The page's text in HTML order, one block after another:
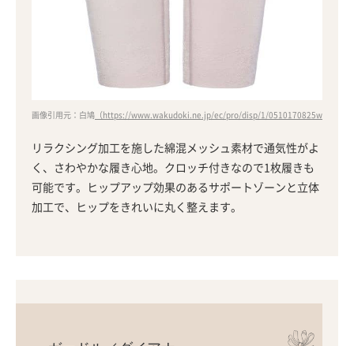
画像引用元：白鳩 （https://www.wakudoki.ne.jp/ec/pro/disp/1/0510170825www）
リラクシング加工を施した綿混メッシュ素材で通気性がよ
く、さわやかな履き心地。クロッチ付きなので1枚履きも
可能です。ヒップアップ効果のあるサポートゾーンと立体
加工で、ヒップをきれいに丸く整えます。